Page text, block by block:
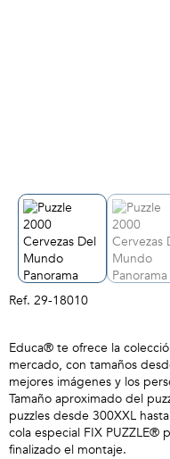
Ref. 29-18010
Educa® te ofrece la
mercado, con tamaños
mejores imágenes y los
Tamaño aproximado del
puzzles desde 300XXL
cola especial FIX PUZZLE®
finalizado el montaje.